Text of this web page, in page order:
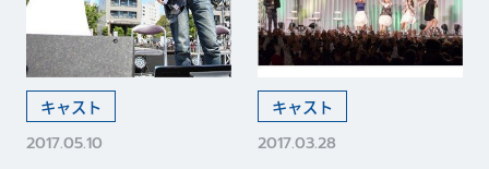
キャスト
2017.05.10
キャスト
2017.03.28